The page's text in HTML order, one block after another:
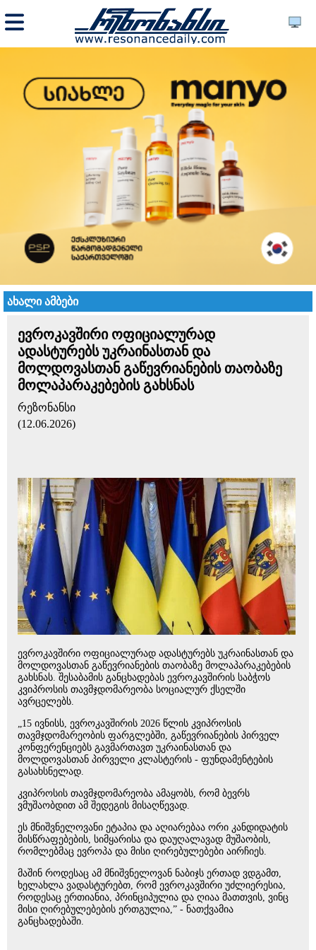
ახალი ამბები
ევროკავშირი ოფიციალურად
ადასტურებს უკრაინასთან და
მოლდოვასთან გაწევრიანების თაობაზე
მოლაპარაკებების გახსნას
რეზონანსი
(12.06.2026)
ევროკავშირი ოფიციალურად ადასტურებს უკრაინასთან და
მოლდოვასთან გაწევრიანების თაობაზე მოლაპარაკებების
გახსნას. შესაბამის განცხადებას ევროკავშირის საბჭოს
კვიპროსის თავმჯდომარეობა სოციალურ ქსელში
ავრცელებს.
„15 ივნისს, ევროკავშირის 2026 წლის კვიპროსის
თავმჯდომარეობის ფარგლებში, გაწევრიანების პირველ
კონფერენციებს გავმართავთ უკრაინასთან და
მოლდოვასთან პირველი კლასტერის - ფუნდამენტების
გასახსნელად.
კვიპროსის თავმჯდომარეობა ამაყობს, რომ ბევრს
ვმუშაობდით ამ შედეგის მისაღწევად.
ეს მნიშვნელოვანი ეტაპია და აღიარებაა ორი კანდიდატის
მისწრაფებების, სიმყარისა და დაუღალავად მუშაობის,
რომლებმაც ევროპა და მისი ღირებულებები აირჩიეს.
მაშინ როდესაც ამ მნიშვნელოვან ნაბიჯს ერთად ვდგამთ,
ხელახლა ვადასტურებთ, რომ ევროკავშირი უძლიერესია,
როდესაც ერთიანია, პრინციპულია და ღიაა მათთვის, ვინც
მისი ღირებულებების ერთგულია,” - ნათქვამია
განცხადებაში.